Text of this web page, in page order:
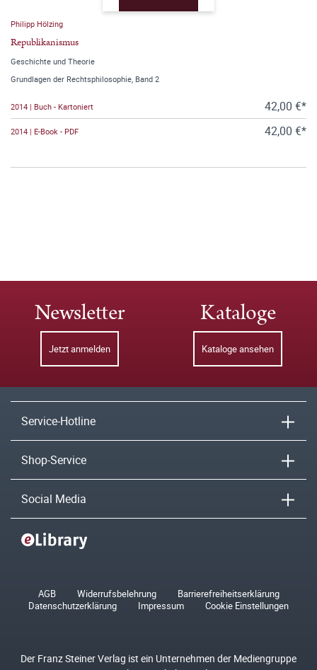
Philipp Hölzing
Republikanismus
Geschichte und Theorie
Grundlagen der Rechtsphilosophie, Band 2
2014 | Buch - Kartoniert 42,00 €*
2014 | E-Book - PDF 42,00 €*
Newsletter
Jetzt anmelden
Kataloge
Kataloge ansehen
Service-Hotline
Shop-Service
Social Media
AGB Widerrufsbelehrung
Barrierefreiheitserklärung
Datenschutzerklärung
Impressum Cookie Einstellungen
Der Franz Steiner Verlag ist ein Unternehmen der Mediengruppe